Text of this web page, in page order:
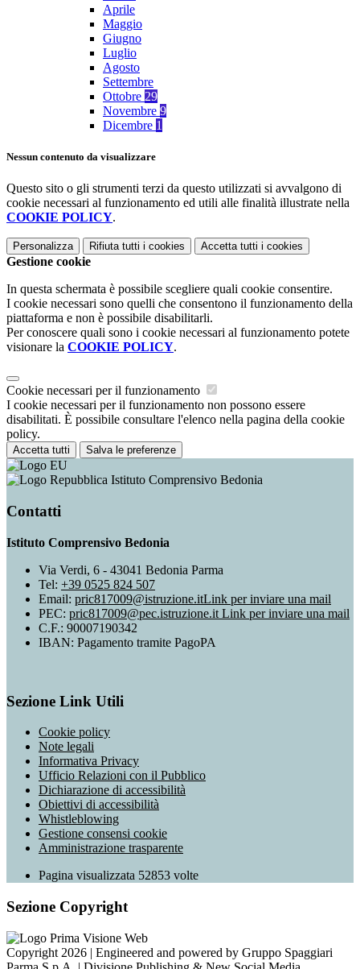
Aprile
Maggio
Giugno
Luglio
Agosto
Settembre
Ottobre 29
Novembre 9
Dicembre 1
Nessun contenuto da visualizzare
Questo sito o gli strumenti terzi da questo utilizzati si avvalgono di
cookie necessari al funzionamento ed utili alle finalità illustrate nella
COOKIE POLICY.
Personalizza Rifiuta tutti i cookies Accetta tutti i cookies
Gestione cookie
In questa schermata è possibile scegliere quali cookie consentire.
I cookie necessari sono quelli che consentono il funzionamento della
piattaforma e non è possibile disabilitarli.
Per conoscere quali sono i cookie necessari al funzionamento potete
visionare la COOKIE POLICY.
Cookie necessari per il funzionamento
I cookie necessari per il funzionamento non possono essere
disabilitati. È possibile consultare l'elenco nella pagina della cookie
policy.
Accetta tutti Salva le preferenze
Istituto Comprensivo Bedonia
Contatti
Istituto Comprensivo Bedonia
Via Verdi, 6 - 43041 Bedonia Parma
Tel: +39 0525 824 507
Email: pric817009@istruzione.itLink per inviare una mail
PEC: pric817009@pec.istruzione.it Link per inviare una mail
C.F.: 90007190342
IBAN: Pagamento tramite PagoPA
Sezione Link Utili
Cookie policy
Note legali
Informativa Privacy
Ufficio Relazioni con il Pubblico
Dichiarazione di accessibilità
Obiettivi di accessibilità
Whistleblowing
Gestione consensi cookie
Amministrazione trasparente
Pagina visualizzata 52853 volte
Sezione Copyright
Copyright 2026 | Engineered and powered by Gruppo Spaggiari